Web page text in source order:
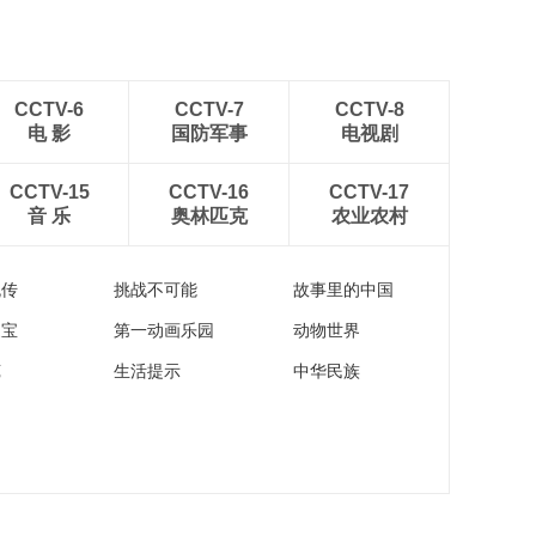
CCTV-6
电 影
CCTV-7
国防军事
CCTV-8
电视剧
CCTV-15
音 乐
CCTV-16
奥林匹克
CCTV-17
农业农村
挑战不可能 故事里的中国
第一动画乐园 动物世界
生活提示 中华民族